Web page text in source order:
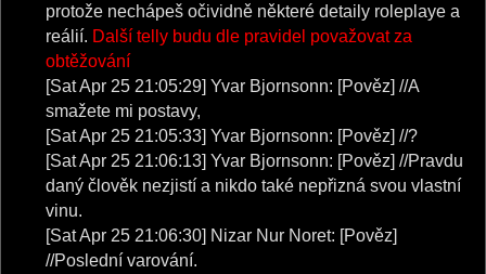
protože nechápeš očividně některé detaily roleplaye a
reálií. Další telly budu dle pravidel považovat za
obtěžování
[Sat Apr 25 21:05:29] Yvar Bjornsonn: [Pověz] //A
smažete mi postavy,
[Sat Apr 25 21:05:33] Yvar Bjornsonn: [Pověz] //?
[Sat Apr 25 21:06:13] Yvar Bjornsonn: [Pověz] //Pravdu
daný člověk nezjistí a nikdo také nepřizná svou vlastní
vinu.
[Sat Apr 25 21:06:30] Nizar Nur Noret: [Pověz]
//Poslední varování.